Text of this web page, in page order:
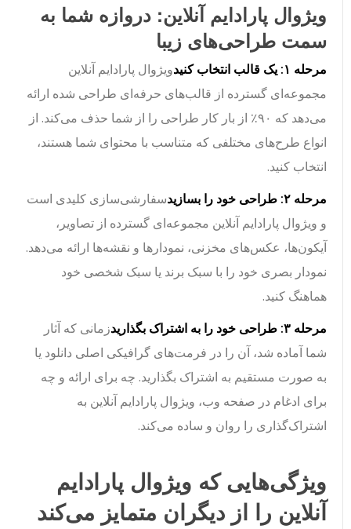
ویژوال پارادایم آنلاین: دروازه شما به
سمت طراحی‌های زیبا
مرحله ۱: یک قالب انتخاب کنید
ویژوال پارادایم آنلاین
مجموعه‌ای گسترده از قالب‌های حرفه‌ای طراحی شده ارائه
می‌دهد که ۹۰٪ از بار کار طراحی را از شما حذف می‌کند. از
انواع طرح‌های مختلفی که متناسب با محتوای شما هستند،
انتخاب کنید.
مرحله ۲: طراحی خود را بسازید
سفارشی‌سازی کلیدی است
و ویژوال پارادایم آنلاین مجموعه‌ای گسترده از تصاویر،
آیکون‌ها، عکس‌های مخزنی، نمودارها و نقشه‌ها ارائه می‌دهد.
نمودار بصری خود را با سبک برند یا سبک شخصی خود
هماهنگ کنید.
مرحله ۳: طراحی خود را به اشتراک بگذارید
زمانی که آثار
شما آماده شد، آن را در فرمت‌های گرافیکی اصلی دانلود یا
به صورت مستقیم به اشتراک بگذارید. چه برای ارائه و چه
برای ادغام در صفحه وب، ویژوال پارادایم آنلاین به
اشتراک‌گذاری را روان و ساده می‌کند.
ویژگی‌هایی که ویژوال پارادایم
آنلاین را از دیگران متمایز می‌کند